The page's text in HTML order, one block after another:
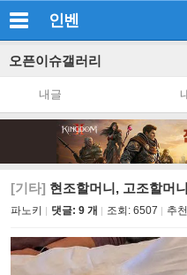
인벤
오픈이슈갤러리
내글
[기타] 현조할머니, 고조할머
파노키 댓글: 9 개 조회: 6507 추